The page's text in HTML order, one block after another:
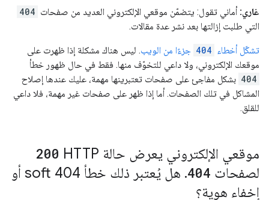
غاري: أماني تقول: يتضمّن موقعي الإلكتروني العديد من صفحات 404
التي طلبت إزالتها بعد نشر عدة مقالات.
تشكّل أخطاء 404 جزءًا من الويب. ليس هناك مشكلة إذا ظهرت على
موقعك الإلكتروني، ولا داعي للتخوّف منها. فقط في حال ظهور خطأ
404 بشكل مفاجئ على صفحات تعتبرينها مهمة، عليك عندها إصلاح
المشاكل في تلك الصفحات. أما إذا ظهر على صفحات غير مهمة، فلا داعي
للقلق.
موقعي الإلكتروني يعرض حالة HTTP‏ 200
لصفحات 404
.
هل يُعتبر ذلك خطأ soft 404 أو
إخفاء هوية؟